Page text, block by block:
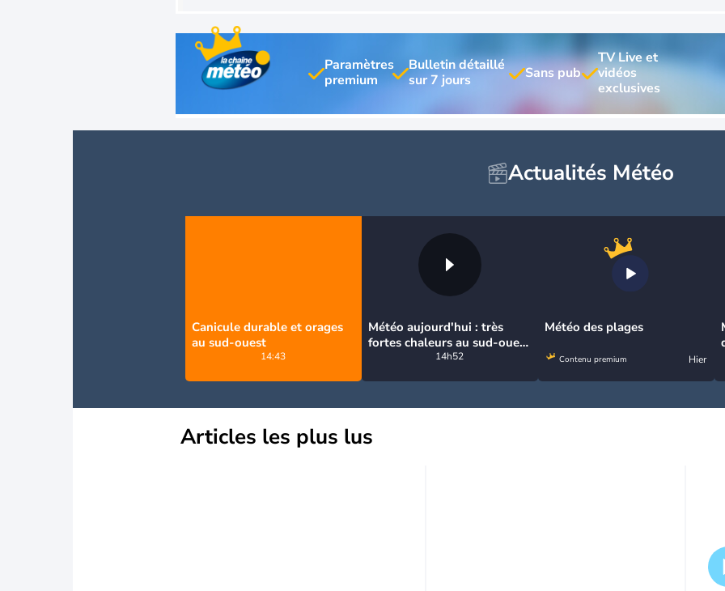
Paramètres
Bulletin détaillé
TV Live et
vidéos
Actualités Météo
Canicule durable et orages
au sud-ouest
14:43
Météo aujourd'hui : très
fortes chaleurs au sud-ouest
avant des orages, jusqu'à
14h52
Météo des plages
Contenu premium Hier
Articles les plus lus